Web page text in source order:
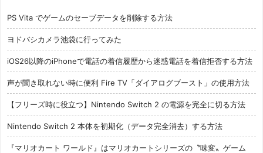
PS Vita でゲームのセーブデータを削除する方法
ヨドバシカメラ池袋に行ってみた
iOS26以降のiPhoneで電話の着信履歴から迷惑電話を着信拒否する方法
声が聞き取れない時に便利 Fire TV「ダイアログブースト」の使用方法
【フリーズ時に役立つ】Nintendo Switch 2 の電源を完全に切る方法
Nintendo Switch 2 本体を初期化（データ完全消去）する方法
『マリオカート ワールド』はマリオカートシリーズの〝味変〟ゲーム